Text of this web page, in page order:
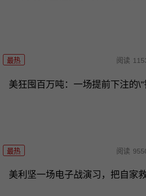
最热 阅读
美狂囤百万吨：一场提前下注的
最热 阅读
美利坚一场电子战演习，把自家